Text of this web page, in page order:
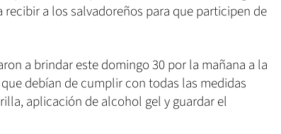
a los salvadoreños para que participen de
a brindar este domingo 30 por la mañana a la
debían de cumplir con todas las medidas
aplicación de alcohol gel y guardar el